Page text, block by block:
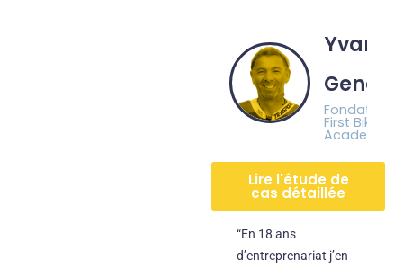
Yvan
Fondateur
First Bike
Academy
Lire l'étude de
cas détaillée
“En 18 ans
d’entreprenariat j’en